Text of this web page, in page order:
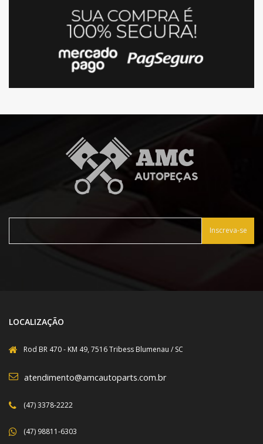
Inscreva-se
LOCALIZAÇÃO
Rod BR 470 - KM 49, 7516 Tribess Blumenau / SC
atendimento@amcautoparts.com.br
(47) 3378-2222
(47) 98811-6303